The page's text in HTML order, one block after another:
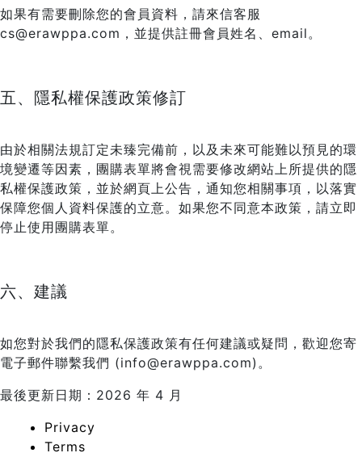
如果有需要刪除您的會員資料，請來信客服
cs@erawppa.com，並提供註冊會員姓名、email。
五、隱私權保護政策修訂
由於相關法規訂定未臻完備前，以及未來可能難以預見的環
境變遷等因素，團購表單將會視需要修改網站上所提供的隱
私權保護政策，並於網頁上公告，通知您相關事項，以落實
保障您個人資料保護的立意。如果您不同意本政策，請立即
停止使用團購表單。
六、建議
如您對於我們的隱私保護政策有任何建議或疑問，歡迎您寄
電子郵件聯繫我們 (info@erawppa.com)。
最後更新日期：2026 年 4 月
Privacy
Terms